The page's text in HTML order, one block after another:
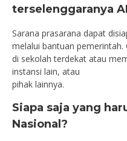
terselenggaranya
Sarana prasarana dapat
melalui bantuan
di sekolah terdekat atau
instansi lain, atau
pihak lainnya.
Siapa saja yang
Nasional?